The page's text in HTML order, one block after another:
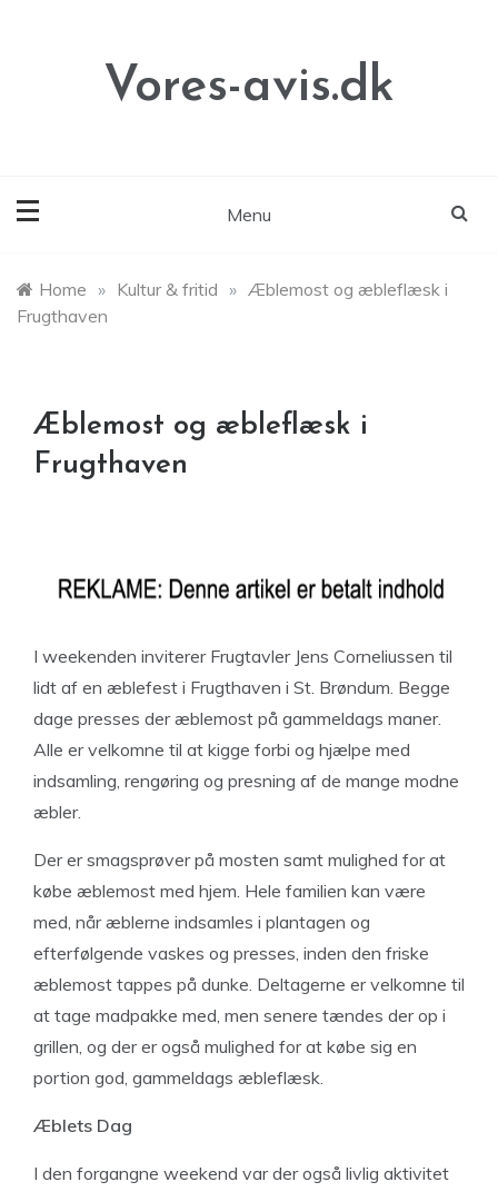
Vores-avis.dk
Menu
Home » Kultur & fritid » Æblemost og æbleflæsk i
Frugthaven
Æblemost og æbleflæsk i
Frugthaven
I weekenden inviterer Frugtavler Jens Corneliussen til
lidt af en æblefest i Frugthaven i St. Brøndum. Begge
dage presses der æblemost på gammeldags maner.
Alle er velkomne til at kigge forbi og hjælpe med
indsamling, rengøring og presning af de mange modne
æbler.
Der er smagsprøver på mosten samt mulighed for at
købe æblemost med hjem. Hele familien kan være
med, når æblerne indsamles i plantagen og
efterfølgende vaskes og presses, inden den friske
æblemost tappes på dunke. Deltagerne er velkomne til
at tage madpakke med, men senere tændes der op i
grillen, og der er også mulighed for at købe sig en
portion god, gammeldags æbleflæsk.
Æblets Dag
I den forgangne weekend var der også livlig aktivitet